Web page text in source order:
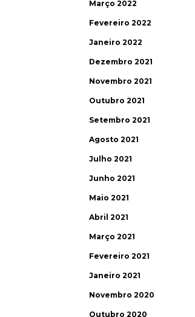
Março 2022
Fevereiro 2022
Janeiro 2022
Dezembro 2021
Novembro 2021
Outubro 2021
Setembro 2021
Agosto 2021
Julho 2021
Junho 2021
Maio 2021
Abril 2021
Março 2021
Fevereiro 2021
Janeiro 2021
Novembro 2020
Outubro 2020